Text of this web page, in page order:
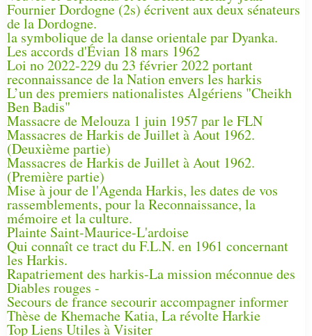
Fournier Dordogne (2s) écrivent aux deux sénateurs
de la Dordogne.
la symbolique de la danse orientale par Dyanka.
Les accords d'Évian 18 mars 1962
Loi no 2022-229 du 23 février 2022 portant
reconnaissance de la Nation envers les harkis
L’un des premiers nationalistes Algériens "Cheikh
Ben Badis"
Massacre de Melouza 1 juin 1957 par le FLN
Massacres de Harkis de Juillet à Aout 1962.
(Deuxième partie)
Massacres de Harkis de Juillet à Aout 1962.
(Première partie)
Mise à jour de l'Agenda Harkis, les dates de vos
rassemblements, pour la Reconnaissance, la
mémoire et la culture.
Plainte Saint-Maurice-L'ardoise
Qui connaît ce tract du F.L.N. en 1961 concernant
les Harkis.
Rapatriement des harkis-La mission méconnue des
Diables rouges -
Secours de france secourir accompagner informer
Thèse de Khemache Katia, La révolte Harkie
Top Liens Utiles à Visiter